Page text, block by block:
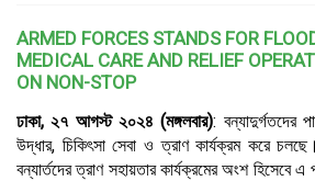
ARMED FORCES STANDS FOR
MEDICAL CARE AND RELIEF
ON NON-STOP
ঢাকা,২৭ আগস্ট ২০২৪ (মঙ্গলবার): বন্যাদুর্গতদের
উদ্ধার, চিকিৎসা সেবা ও ত্রাণ কার্যক্রম করে
বন্যার্তদের ত্রাণ সহায়তার কার্যক্রমের অংশ হিসেবে এ